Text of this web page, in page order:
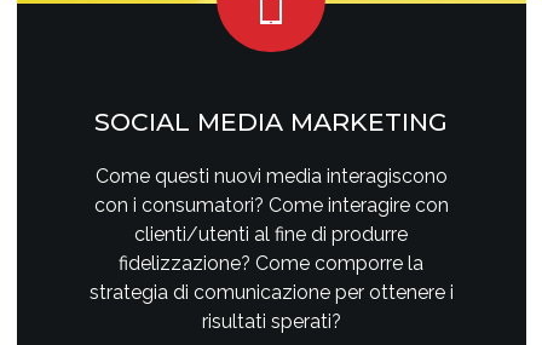
SOCIAL MEDIA MARKETING
Come questi nuovi media interagiscono
con i consumatori? Come interagire con
clienti/utenti al fine di produrre
fidelizzazione? Come comporre la
strategia di comunicazione per ottenere i
risultati sperati?